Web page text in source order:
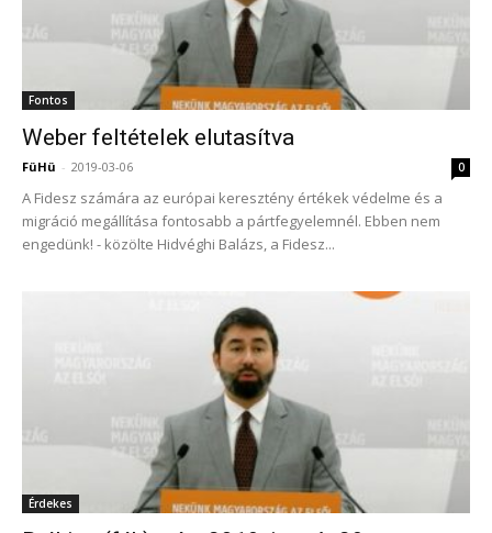
Fontos
Weber feltételek elutasítva
FüHü - 2019-03-06 0
A Fidesz számára az európai keresztény értékek védelme és a
migráció megállítása fontosabb a pártfegyelemnél. Ebben nem
engedünk! - közölte Hidvéghi Balázs, a Fidesz...
Érdekes